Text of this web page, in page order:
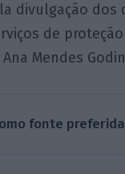
divulgação
de
Mendes
fonte